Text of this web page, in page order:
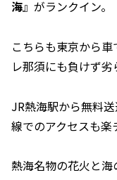
海』がランクイン。
こちらも東京から
レ那須にも負けず劣
JR熱海駅から無料
線でのアクセスも楽
熱海名物の花火と